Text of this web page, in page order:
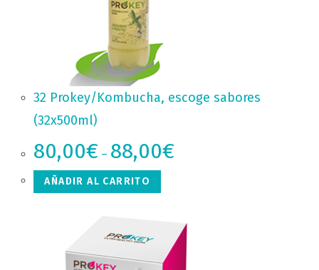
32 Prokey/Kombucha, escoge sabores
(32x500ml)
80,00€ – 88,00€
AÑADIR AL CARRITO